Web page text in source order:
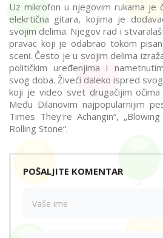
Uz mikrofon u njegovim rukama je
elekrtična gitara, kojima je
svojim delima. Njegov rad i
pravac koji je odabrao tokom
sceni. Često je u svojim delima
političkim uređenjima i
svog doba. Živeći daleko ispred
koji je video svet drugačijim očima
Među Dilanovim najpopularnijim
Times They're Achangin“,
Rolling Stone“.
POŠALJITE KOMENTAR